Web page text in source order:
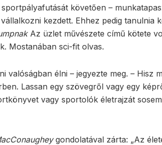
követően –
kezdett. Ehhez pedig tanulnia
Az üzlet művészete című kötete
Mostanában sci-fit olvas.
valóságban élni – jegyezte meg. – Hisz
Lassan egy szövegről vagy egy
vagy sportolók életrajzát
gondolatával zárta: „Az